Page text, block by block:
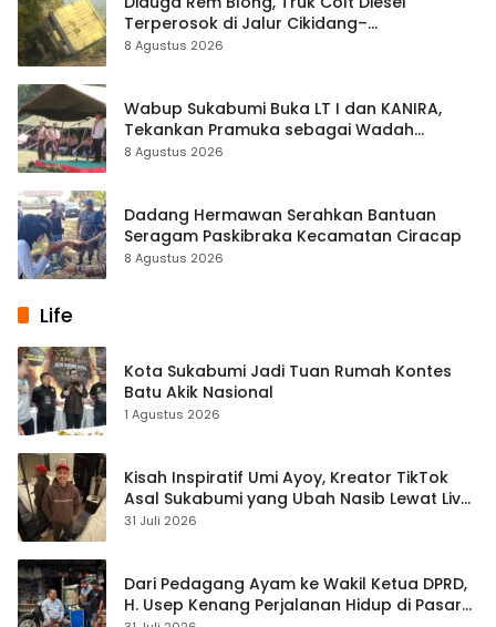
Terperosok di Jalur Cikidang–
Palabuhanratu
8 Agustus 2026
Wabup Sukabumi Buka LT I dan KANIRA,
Tekankan Pramuka sebagai Wadah
Pembentukan Karakter
8 Agustus 2026
Dadang Hermawan Serahkan Bantuan
Seragam Paskibraka Kecamatan Ciracap
8 Agustus 2026
Life
Kota Sukabumi Jadi Tuan Rumah Kontes
Batu Akik Nasional
1 Agustus 2026
Kisah Inspiratif Umi Ayoy, Kreator TikTok
Asal Sukabumi yang Ubah Nasib Lewat Live
Streaming
31 Juli 2026
Dari Pedagang Ayam ke Wakil Ketua DPRD,
H. Usep Kenang Perjalanan Hidup di Pasar